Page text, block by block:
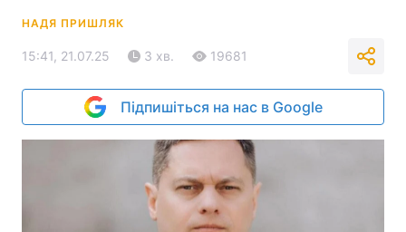
НАДЯ ПРИШЛЯК
15:41, 21.07.25 3 хв. 19681
Підпишіться на нас в Google